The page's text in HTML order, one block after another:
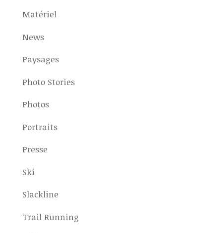
Matériel
News
Paysages
Photo Stories
Photos
Portraits
Presse
Ski
Slackline
Trail Running